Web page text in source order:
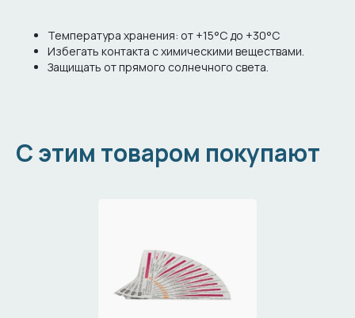
Температура хранения: от +15°C до +30°C
Избегать контакта с химическими веществами.
Защищать от прямого солнечного света.
С этим товаром покупают